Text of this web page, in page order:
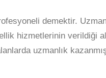
demektir.
hizmetlerinin verildiği
uzmanlık